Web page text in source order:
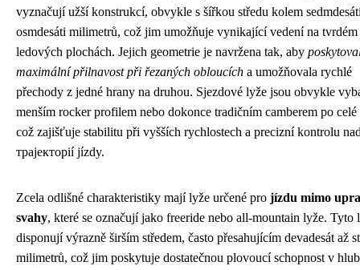
vyznačují užší konstrukcí, obvykle s šířkou středu kolem
osmdesáti milimetrů, což jim umožňuje vynikající vedení na tvrdém
ledových plochách. Jejich geometrie je navržena tak, aby
maximální přilnavost při řezaných obloucích a umožňovala rychlé
přechody z jedné hrany na druhou. Sjezdové lyže jsou obvykle
menším rocker profilem nebo dokonce tradičním camberem po celé
což zajišťuje stabilitu při vyšších rychlostech a precizní kontrolu
траjекторií jízdy.
Zcela odlišné charakteristiky mají lyže určené pro jízdu mimo
svahy, které se označují jako freeride nebo all-mountain lyže. Tyto
disponují výrazně širším středem, často přesahujícím devadesát až
milimetrů, což jim poskytuje dostatečnou plovoucí schopnost v